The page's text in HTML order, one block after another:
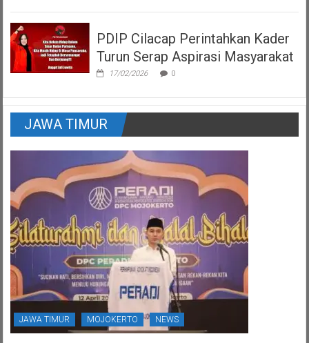
PDIP Cilacap Perintahkan Kader
Turun Serap Aspirasi Masyarakat
17/02/2026 0
JAWA TIMUR
JAWA TIMUR MOJOKERTO NEWS